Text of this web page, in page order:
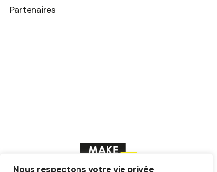
Nous respectons votre vie privée
Partenaires